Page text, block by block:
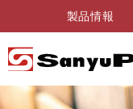
製品情報